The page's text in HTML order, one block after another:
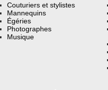
Couturiers et stylistes
Mannequins
Égéries
Photographes
Musique